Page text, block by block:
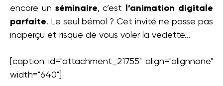
encore un séminaire, c’est
l’animation digitale
parfaite. Le seul bémol ? Cet invité ne passe pas
inaperçu et risque de vous voler la vedette...
[caption id="attachment_21755" align="alignnone"
width="640"]